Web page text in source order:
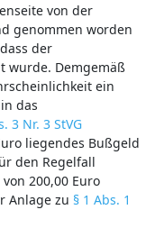
von der
genommen worden
der
wurde. Demgemäß
ein
das
3 Nr. 3 StVG
liegendes Bußgeld
den Regelfall
200,00 Euro
Anlage zu § 1 Abs. 1